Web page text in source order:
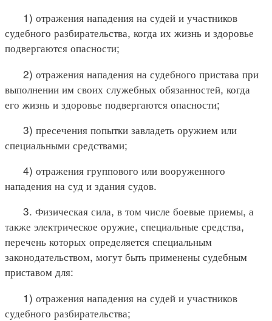
1) отражения нападения на судей и участников
судебного разбирательства, когда их жизнь и здоровье
подвергаются опасности;
2) отражения нападения на судебного пристава при
выполнении им своих служебных обязанностей, когда
его жизнь и здоровье подвергаются опасности;
3) пресечения попытки завладеть оружием или
специальными средствами;
4) отражения группового или вооруженного
нападения на суд и здания судов.
3. Физическая сила, в том числе боевые приемы, а
также электрическое оружие, специальные средства,
перечень которых определяется специальным
законодательством, могут быть применены судебным
приставом для:
1) отражения нападения на судей и участников
судебного разбирательства;